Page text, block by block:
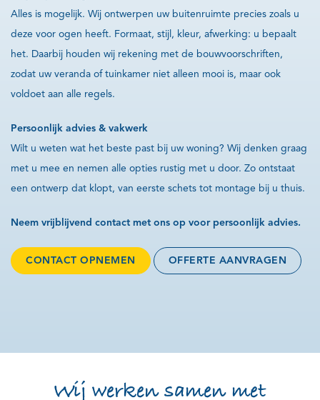
Alles is mogelijk. Wij ontwerpen uw buitenruimte precies zoals u
deze voor ogen heeft. Formaat, stijl, kleur, afwerking: u bepaalt
het. Daarbij houden wij rekening met de bouwvoorschriften,
zodat uw veranda of tuinkamer niet alleen mooi is, maar ook
voldoet aan alle regels.
Persoonlijk advies & vakwerk
Wilt u weten wat het beste past bij uw woning? Wij denken graag
met u mee en nemen alle opties rustig met u door. Zo ontstaat
een ontwerp dat klopt, van eerste schets tot montage bij u thuis.
Neem vrijblijvend contact met ons op voor persoonlijk advies.
CONTACT OPNEMEN OFFERTE AANVRAGEN
Wij werken samen met